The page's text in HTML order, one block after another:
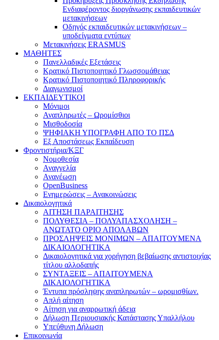
Ενδιαφέροντος διοργάνωσης εκπαιδευτικών
μετακινήσεων
Οδηγός εκπαιδευτικών μετακινήσεων –
υποδείγματα εντύπων
Μετακινήσεις ERASMUS
ΜΑΘΗΤΕΣ
Πανελλαδικές Εξετάσεις
Κρατικό Πιστοποιητικό Γλωσσομάθειας
Κρατικό Πιστοποιητικό Πληροφορικής
Διαγωνισμοί
ΕΚΠΑΙΔΕΥΤΙΚΟΙ
Μόνιμοι
Αναπληρωτές – Ωρομίσθιοι
Μισθοδοσία
ΨΗΦΙΑΚΗ ΥΠΟΓΡΑΦΗ ΑΠΟ ΤΟ ΠΣΔ
Εξ Αποστάσεως Εκπαίδευση
Φροντιστήρια/KΞΓ
Νομοθεσία
Αναγγελία
Ανανέωση
OpenBusiness
Ενημερώσεις – Ανακοινώσεις
Δικαιολογητικά
ΑΙΤΗΣΗ ΠΑΡΑΙΤΗΣΗΣ
ΠΟΛΥΘΕΣΙΑ – ΠΟΛΥΑΠΑΣΧΟΛΗΣΗ –
ΑΝΩΤΑΤΟ ΟΡΙΟ ΑΠΟΛΑΒΩΝ
ΠΡΟΣΛΗΨΕΙΣ ΜΟΝΙΜΩΝ – ΑΠΑΙΤΟΥΜΕΝΑ
ΔΙΚΑΙΟΛΟΓΗΤΙΚΑ
Δικαιολογητικά για χορήγηση βεβαίωσης αντιστοιχίας
τίτλου αλλοδαπής
ΣΥΝΤΑΞΕΙΣ – ΑΠΑΙΤΟΥΜΕΝΑ
ΔΙΚΑΙΟΛΟΓΗΤΙΚΑ
Έντυπα πρόσληψης αναπληρωτών – ωρομισθίων.
Απλή αίτηση
Αίτηση για αναρρωτική άδεια
Δήλωση Περιουσιακής Κατάστασης Υπαλλήλου
Υπεύθυνη Δήλωση
Επικοινωνία